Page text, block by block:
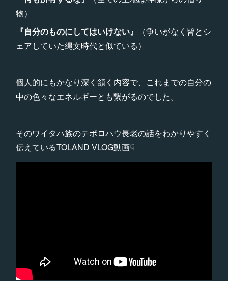
物）
『自分のものにしてはいけない』
（争いがなく皆とシ
ェアしていた縄文時代と似ている）
個人的にもかなり深く頷く内容で、これまでの自分の
中の色々なエネルギーとも繋がるのでした。
そのワイタハ族のテポロハウ長老の話をわかりやすく
伝えているTOLAND VLOG動画☟